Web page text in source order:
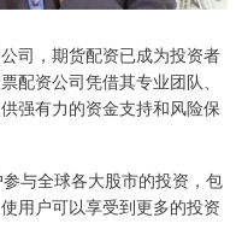
司，期货配资已成为投资者
配资公司凭借其专业团队、
强有力的资金支持和风险保
与全球各大股市的投资，包
用户可以享受到更多的投资